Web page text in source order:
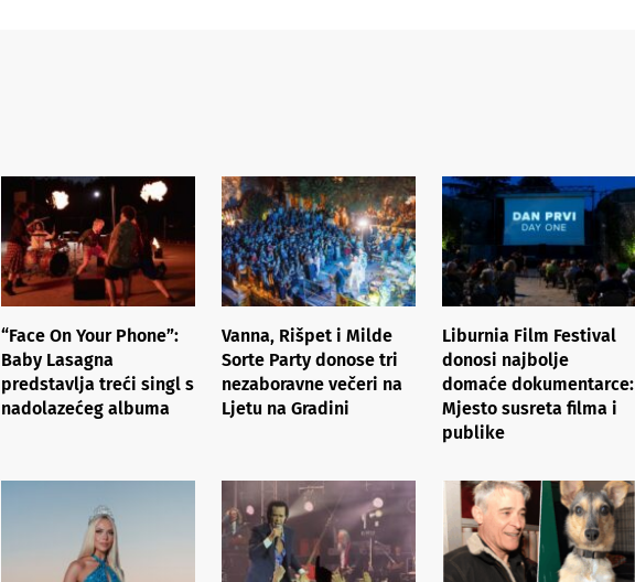
“Face On Your Phone”:
Baby Lasagna
predstavlja treći singl s
nadolazećeg albuma
Vanna, Rišpet i Milde
Sorte Party donose tri
nezaboravne večeri na
Ljetu na Gradini
Liburnia Film Festival
donosi najbolje
domaće dokumentarce:
Mjesto susreta filma i
publike